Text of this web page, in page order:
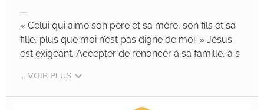
« Celui qui aime son père et sa mère, son fils et sa
fille, plus que moi n’est pas digne de moi. » Jésus
est exigeant. Accepter de renoncer à sa famille, à s
... VOIR PLUS